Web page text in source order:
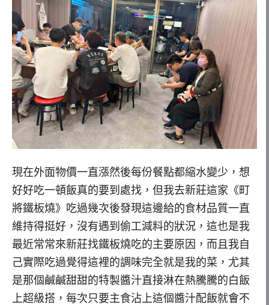
現在外面物價一直漲然後每份餐點都縮水變少，想
好好吃一頓飯真的要到處找，但我去新莊這家《町
將鐵板燒》吃過幾次後發現這邊給的食材品質一直
維持得挺好，沒有遇到偷工減料的狀況，這也是我
最近常常來新莊找鐵板燒吃的主要原因，而且我自
己實際吃過覺得這裡的調味完全就是我的菜，尤其
是那個鹹鹹甜甜的特製醬汁直接淋在熱騰騰的白飯
上超級搭，每次只要主食沾上這個醬汁配飯就會不